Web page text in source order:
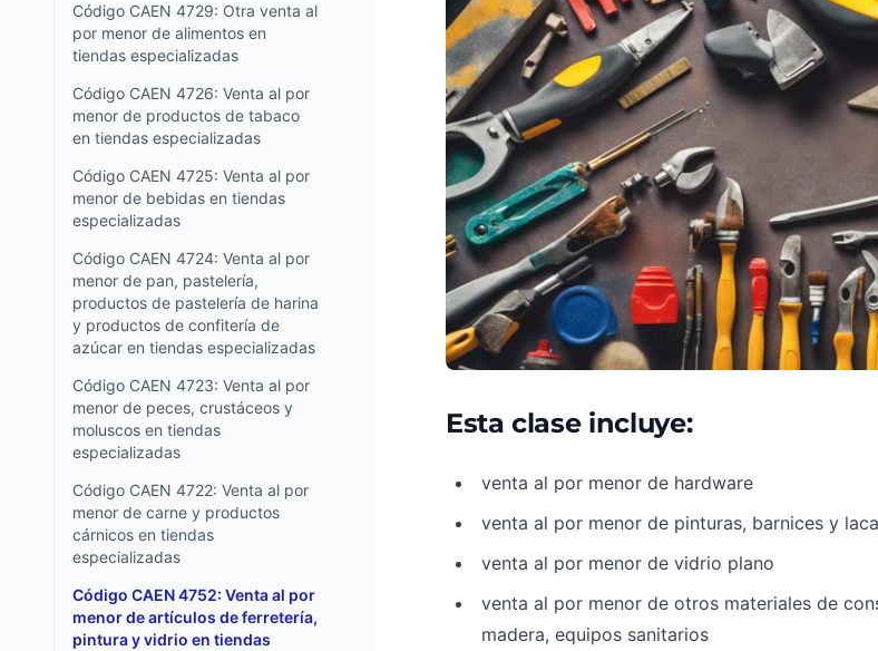
Código CAEN 4729: Otra venta al
por menor de alimentos en
tiendas especializadas
Código CAEN 4726: Venta al por
menor de productos de tabaco
en tiendas especializadas
Código CAEN 4725: Venta al por
menor de bebidas en tiendas
especializadas
Código CAEN 4724: Venta al por
menor de pan, pastelería,
productos de pastelería de harina
y productos de confitería de
azúcar en tiendas especializadas
Código CAEN 4723: Venta al por
menor de peces, crustáceos y
moluscos en tiendas
especializadas
Código CAEN 4722: Venta al por
menor de carne y productos
cárnicos en tiendas
especializadas
Código CAEN 4752: Venta al por
menor de artículos de ferretería,
pintura y vidrio en tiendas
Esta clase incluye:
venta al por menor de hardware
venta al por menor de pinturas, barnices y
venta al por menor de vidrio plano
venta al por menor de otros materiales de
madera, equipos sanitarios